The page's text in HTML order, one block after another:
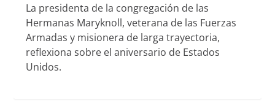
La presidenta de la congregación de las
Hermanas Maryknoll, veterana de las Fuerzas
Armadas y misionera de larga trayectoria,
reflexiona sobre el aniversario de Estados
Unidos.